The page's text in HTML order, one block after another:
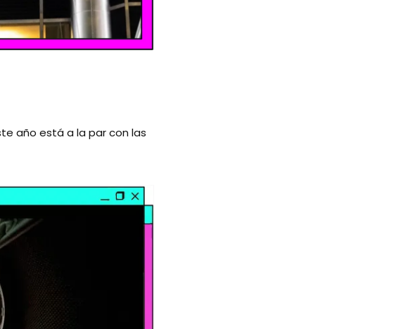
año está a la par con las